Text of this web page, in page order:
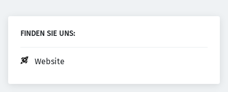
FINDEN SIE UNS:
Website